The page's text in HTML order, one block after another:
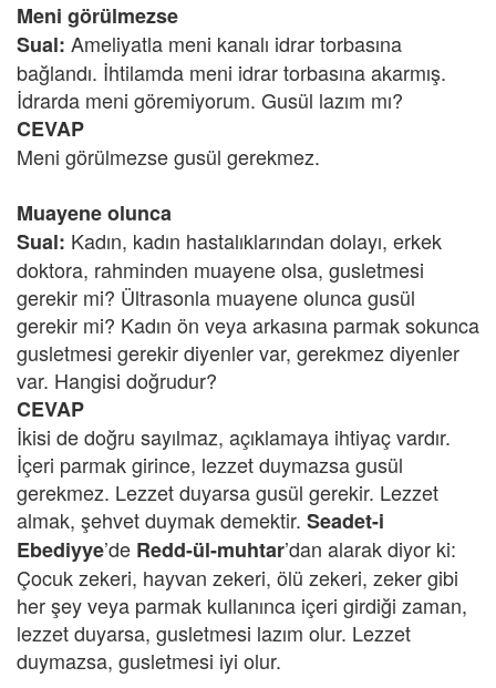
Meni görülmezse
Sual: Ameliyatla meni kanalı idrar torbasına
bağlandı. İhtilamda meni idrar torbasına akarmış.
İdrarda meni göremiyorum. Gusül lazım mı?
CEVAP
Meni görülmezse gusül gerekmez.
Muayene olunca
Sual: Kadın, kadın hastalıklarından dolayı, erkek
doktora, rahminden muayene olsa, gusletmesi
gerekir mi? Ültrasonla muayene olunca gusül
gerekir mi? Kadın ön veya arkasına parmak sokunca
gusletmesi gerekir diyenler var, gerekmez diyenler
var. Hangisi doğrudur?
CEVAP
İkisi de doğru sayılmaz, açıklamaya ihtiyaç vardır.
İçeri parmak girince, lezzet duymazsa gusül
gerekmez. Lezzet duyarsa gusül gerekir. Lezzet
almak, şehvet duymak demektir. Seadet-i
Ebediyye’de Redd-ül-muhtar’dan alarak diyor ki:
Çocuk zekeri, hayvan zekeri, ölü zekeri, zeker gibi
her şey veya parmak kullanınca içeri girdiği zaman,
lezzet duyarsa, gusletmesi lazım olur. Lezzet
duymazsa, gusletmesi iyi olur.